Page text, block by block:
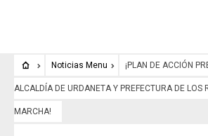
Noticias Menu ¡PLAN DE ACCIÓN
ALCALDÍA DE URDANETA Y PREFECTURA DE LOS
MARCHA!